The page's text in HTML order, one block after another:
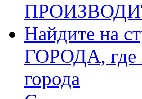
Найдите на
ГОРОДА, где
города